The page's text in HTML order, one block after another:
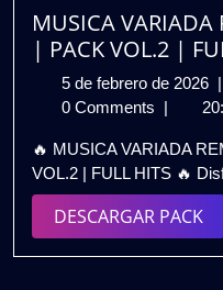
MUSICA VARIADA
| PACK VOL.2 |
5 de febrero de 2026 5
0 Comments
🔥 MUSICA VARIADA
VOL.2 | FULL HITS 🔥
DESCARGAR PACK